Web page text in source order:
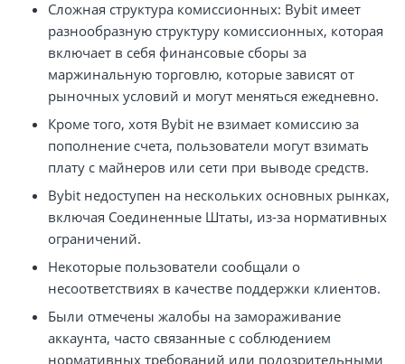
Сложная структура комиссионных: Bybit имеет
разнообразную структуру комиссионных, которая
включает в себя финансовые сборы за
маржинальную торговлю, которые зависят от
рыночных условий и могут меняться ежедневно​.
Кроме того, хотя Bybit не взимает комиссию за
пополнение счета, пользователи могут взимать
плату с майнеров или сети при выводе средств​.
Bybit недоступен на нескольких основных рынках,
включая Соединенные Штаты, из-за нормативных
ограничений.​
Некоторые пользователи сообщали о
несоответствиях в качестве поддержки клиентов​.
Были отмечены жалобы на замораживание
аккаунта, часто связанные с соблюдением
нормативных требований или подозрительными